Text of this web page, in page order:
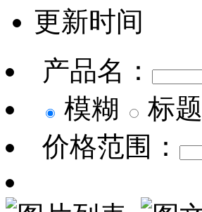
更新时间
产品名：
模糊
标题
价格范围：